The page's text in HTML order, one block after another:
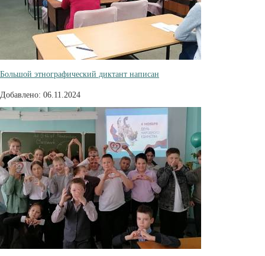
Большой этнографический диктант написан
Добавлено: 06.11.2024